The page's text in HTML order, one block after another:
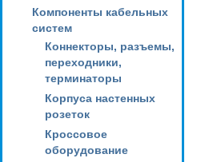
Компоненты кабельных
систем
Коннекторы, разъемы,
переходники,
терминаторы
Корпуса настенных
розеток
Кроссовое
оборудование